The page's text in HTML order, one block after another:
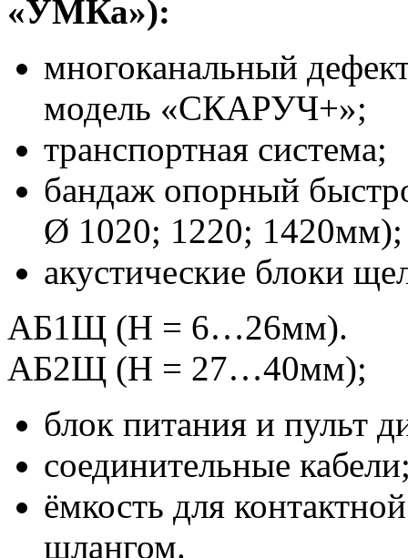
«УМКа»):
многоканальный
модель «СКАРУЧ+»;
транспортная система;
бандаж опорный
Ø 1020; 1220; 1420мм);
акустические блоки
АБ1Щ (Н = 6…26мм).
АБ2Щ (Н = 27…40мм);
блок питания и пульт
соединительные
ёмкость для
шлангом.